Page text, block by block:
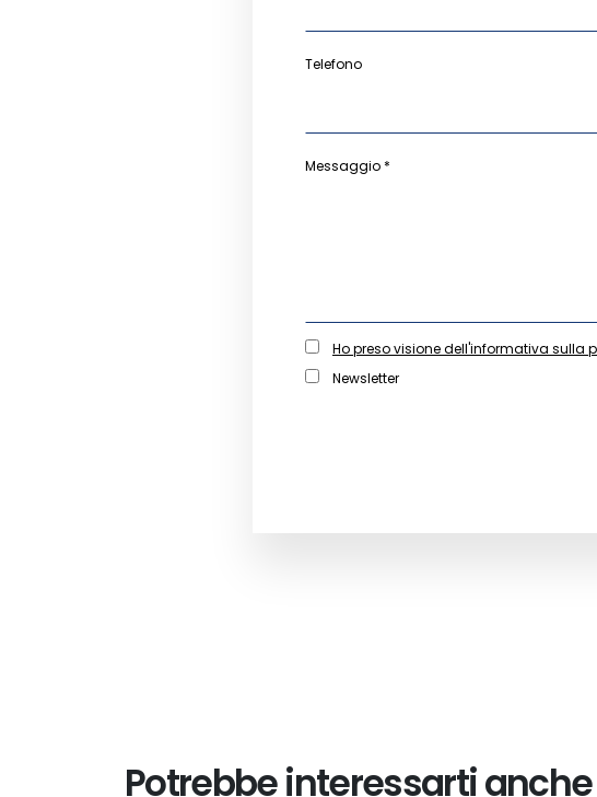
Telefono
Messaggio *
Ho preso visione dell'informativa sulla
Newsletter
Potrebbe interessarti anche